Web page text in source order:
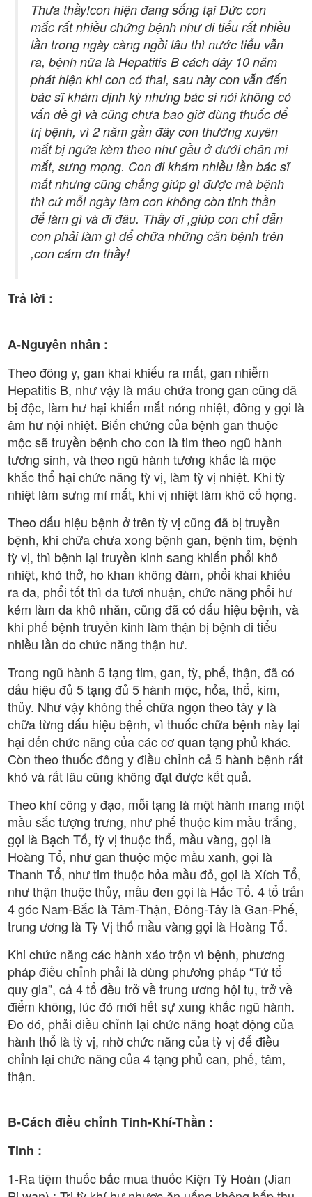
Thưa thầy!con hiện đang sống tại Đức con
mắc rất nhiều chứng bệnh như đi tiểu rất nhiều
lần trong ngày càng ngồi lâu thì nước tiểu vẫn
ra, bệnh nữa là Hepatitis B cách đây 10 năm
phát hiện khi con có thai, sau này con vẫn đến
bác sĩ khám dịnh kỳ nhưng bác si nói không có
vấn đề gì và cũng chưa bao giờ dùng thuốc để
trị bệnh, vì 2 năm gần đây con thường xuyên
mắt bị ngứa kèm theo như gầu ở dưới chân mi
mắt, sưng mọng. Con đi khám nhiều lần bác sĩ
mắt nhưng cũng chẳng giúp gì được mà bệnh
thì cứ mỗi ngày làm con không còn tinh thần
để làm gì và đi đâu. Thầy ơi ,giúp con chỉ dẫn
con phải làm gì để chữa những căn bệnh trên
,con cám ơn thầy!
Trả lời :
A-Nguyên nhân :
Theo đông y, gan khai khiếu ra mắt, gan nhiễm
Hepatitis B, như vậy là máu chứa trong gan cũng đã
bị độc, làm hư hại khiến mắt nóng nhiệt, đông y gọi là
âm hư nội nhiệt. Biến chứng của bệnh gan thuộc
mộc sẽ truyền bệnh cho con là tim theo ngũ hành
tương sinh, và theo ngũ hành tương khắc là mộc
khắc thổ hại chức năng tỳ vị, làm tỳ vị nhiệt. Khi tỳ
nhiệt làm sưng mí mắt, khi vị nhiệt làm khô cổ họng.
Theo dấu hiệu bệnh ở trên tỳ vị cũng đã bị truyền
bệnh, khi chữa chưa xong bệnh gan, bệnh tim, bệnh
tỳ vị, thì bệnh lại truyền kinh sang khiến phổi khô
nhiệt, khó thở, ho khan không đàm, phổi khai khiếu
ra da, phổi tốt thì da tươi nhuận, chức năng phổi hư
kém làm da khô nhăn, cũng đã có dấu hiệu bệnh, và
khi phế bệnh truyền kinh làm thận bị bệnh đi tiểu
nhiều lần do chức năng thận hư.
Trong ngũ hành 5 tạng tim, gan, tỳ, phế, thận, đã có
dấu hiệu đủ 5 tạng đủ 5 hành mộc, hỏa, thổ, kim,
thủy. Như vậy không thể chữa ngọn theo tây y là
chữa từng dấu hiệu bệnh, vì thuốc chữa bệnh này lại
hại đến chức năng của các cơ quan tạng phủ khác.
Còn theo thuốc đông y điều chỉnh cả 5 hành bệnh rất
khó và rất lâu cũng không đạt được kết quả.
Theo khí công y đạo, mỗi tạng là một hành mang một
mầu sắc tượng trưng, như phế thuộc kim mầu trắng,
gọi là Bạch Tổ, tỳ vị thuộc thổ, mầu vàng, gọi là
Hoàng Tổ, như gan thuộc mộc mầu xanh, gọi là
Thanh Tổ, như tim thuộc hỏa mầu đỏ, gọi là Xích Tổ,
như thận thuộc thủy, mầu đen gọi là Hắc Tổ. 4 tổ trấn
4 góc Nam-Bắc là Tâm-Thận, Đông-Tây là Gan-Phế,
trung ương là Tỳ Vị thổ mầu vàng gọi là Hoàng Tổ.
Khi chức năng các hành xáo trộn vì bệnh, phương
pháp điều chỉnh phải là dùng phương pháp “Tứ tổ
quy gia”, cả 4 tổ đều trở về trung ương hội tụ, trở về
điểm không, lúc đó mới hết sự xung khắc ngũ hành.
Đo đó, phải điều chỉnh lại chức năng hoạt động của
hành thổ là tỳ vị, nhờ chức năng của tỳ vị để điều
chỉnh lại chức năng của 4 tạng phủ can, phế, tâm,
thận.
B-Cách điều chỉnh Tinh-Khí-Thần :
Tinh :
1-Ra tiệm thuốc bắc mua thuốc Kiện Tỳ Hoàn (Jian